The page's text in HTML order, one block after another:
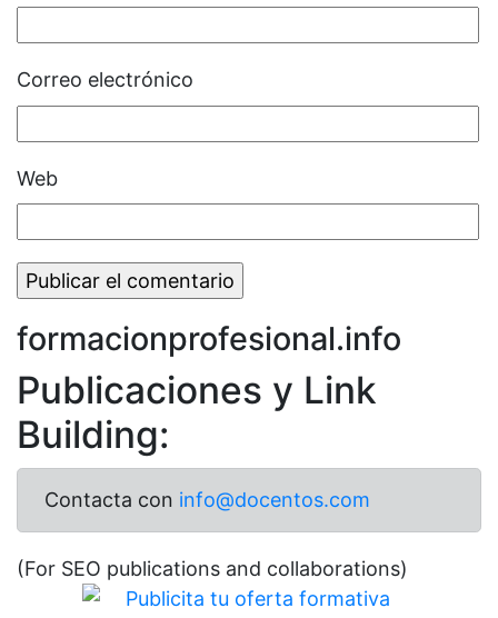
Correo electrónico
Web
formacionprofesional.info
Publicaciones y Link
Building:
Contacta con info@docentos.com
(For SEO publications and collaborations)